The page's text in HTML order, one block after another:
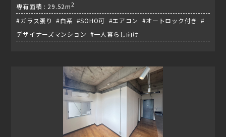
駅』
専有面積 : 29.52m2
#ガラス張り #白系 #SOHO可 #エアコン #オートロック付き #
デザイナーズマンション #一人暮らし向け